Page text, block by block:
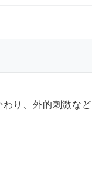
り、外的刺激など